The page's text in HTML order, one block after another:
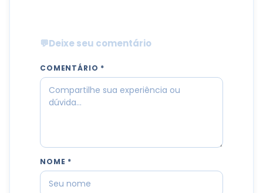
💬Deixe seu comentário
COMENTÁRIO *
NOME *